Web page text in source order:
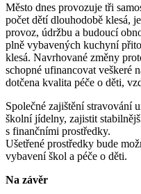
Město dnes provozuje tři
počet dětí dlouhodobě klesá,
provoz, údržbu a budoucí
plně vybavených kuchyní
klesá. Navrhované změny
schopné ufinancovat veškeré
dotčena kvalita péče o děti,
Společné zajištění stravování
školní jídelny, zajistit
s finančními prostředky.
Ušetřené prostředky bude
vybavení škol a péče o děti.
Na závěr